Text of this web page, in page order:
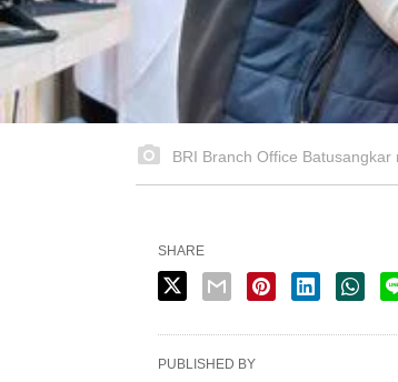
BRI Branch Office
SHARE
PUBLISHED BY